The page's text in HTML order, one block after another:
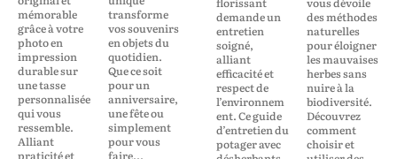
mémorable
grâce à votre
photo en
impression
durable sur
une tasse
personnalisée
qui vous
ressemble.
Alliant
praticité et
transforme
vos souvenirs
en objets du
quotidien.
Que ce soit
pour un
anniversaire,
une fête ou
simplement
pour vous
faire...
demande un
entretien
soigné,
alliant
efficacité et
respect de
l’environnem
ent. Ce guide
d’entretien du
potager avec
des méthodes
naturelles
pour éloigner
les mauvaises
herbes sans
nuire à la
biodiversité.
Découvrez
comment
choisir et